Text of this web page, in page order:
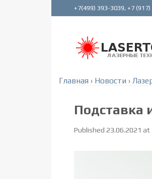
Главная › Новости ›
Подставка
Published 23.06.2021 at